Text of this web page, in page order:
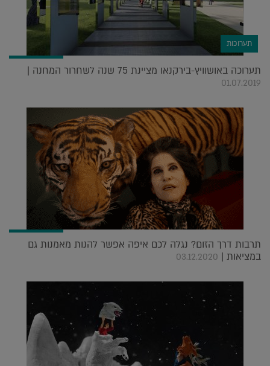
תערוכות
תערוכה באושוויץ-בירקנאו מציינת 75 שנה לשחרור המחנה |
01.07.2019
תרבות דרך הזום? נגלה לכם איפה אפשר להנות מאמנות גם
במציאות | 03.12.2020